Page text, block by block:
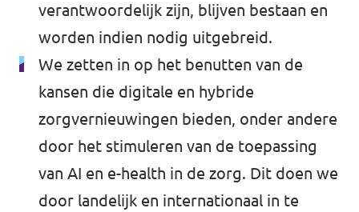
verantwoordelijk zijn, blijven bestaan en
worden indien nodig uitgebreid.
We zetten in op het benutten van de
kansen die digitale en hybride
zorgvernieuwingen bieden, onder andere
door het stimuleren van de toepassing
van AI en e-health in de zorg. Dit doen we
door landelijk en internationaal in te